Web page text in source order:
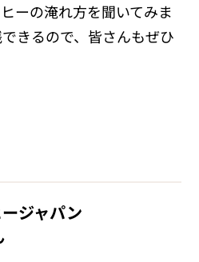
ーの淹れ方を聞いてみま
きるので、皆さんもぜひ
ジャパン